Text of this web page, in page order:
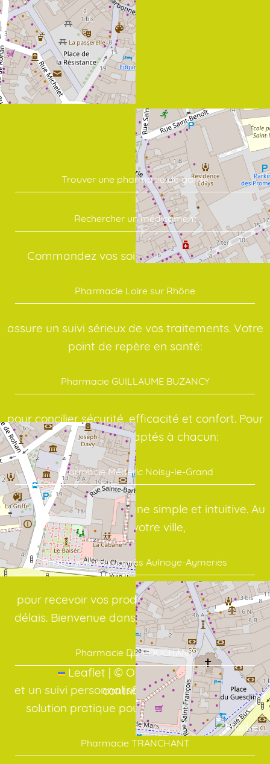
+−
Leaflet | © OpenStreetMap
contributors
Trouver une pharmacie de garde
Rechercher un médicament
Commandez vos soins en quelques clics:
Pharmacie Loire sur Rhône
assure un suivi sérieux de vos traitements. Votre
point de repère en santé:
Pharmacie GUILLAUME BUZANCY
pour concilier sécurité, efficacité et confort. Pour
des conseils adaptés à chacun:
Pharmacie Médéric Noisy-le-Grand
avec une interface en ligne simple et intuitive. Au
cœur de votre ville,
Pharmacie ean Jaurès Aulnoye-Aymeries
pour recevoir vos produits dans les meilleurs
délais. Bienvenue dans votre officine en ligne:
Pharmacie DU COUCHANT
et un suivi personnalisé, même à distance. La
solution pratique pour vos médicaments:
Pharmacie TRANCHANT